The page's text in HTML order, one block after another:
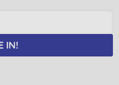
IN!